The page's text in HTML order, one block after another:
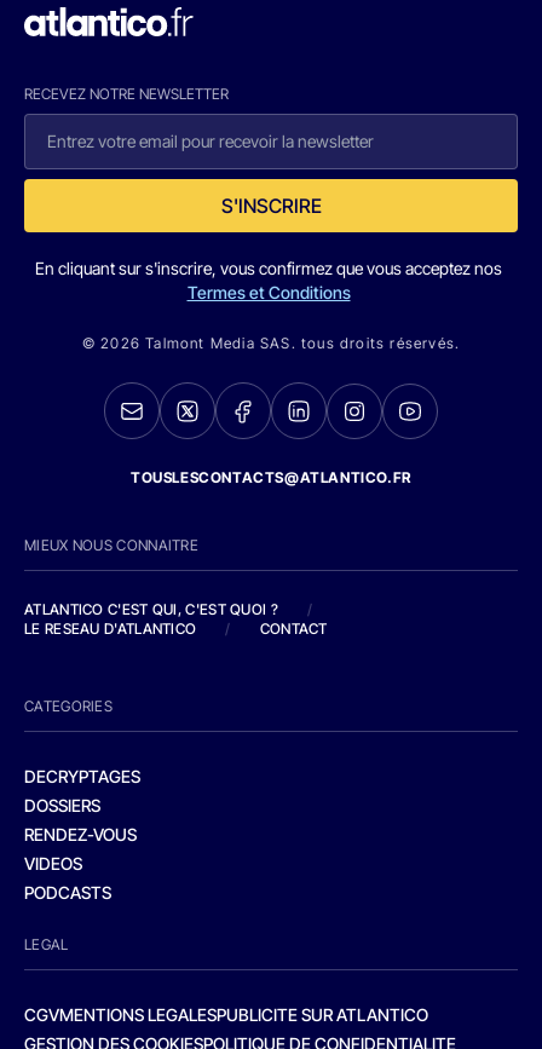
RECEVEZ NOTRE NEWSLETTER
S'INSCRIRE
En cliquant sur s'inscrire, vous confirmez que vous acceptez nos
Termes et Conditions
© 2026 Talmont Media SAS. tous droits réservés.
TOUSLESCONTACTS@ATLANTICO.FR
MIEUX NOUS CONNAITRE
ATLANTICO C'EST QUI, C'EST QUOI ?
/
LE RESEAU D'ATLANTICO
/ CONTACT
CATEGORIES
DECRYPTAGES
DOSSIERS
RENDEZ-VOUS
VIDEOS
PODCASTS
LEGAL
CGVMENTIONS LEGALESPUBLICITE SUR ATLANTICO
GESTION DES COOKIESPOLITIQUE DE CONFIDENTIALITE